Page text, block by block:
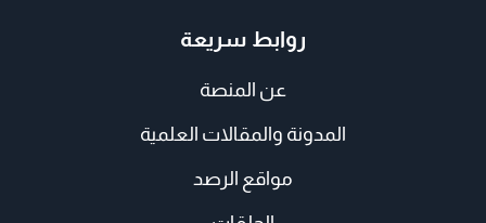
روابط سريعة
عن المنصة
المدونة والمقالات العلمية
مواقع الرصد